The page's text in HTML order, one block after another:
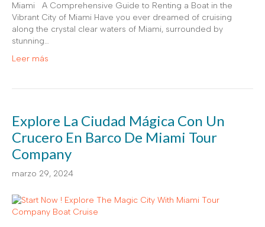
Miami A Comprehensive Guide to Renting a Boat in the
Vibrant City of Miami Have you ever dreamed of cruising
along the crystal clear waters of Miami, surrounded by
stunning…
Leer más
Explore La Ciudad Mágica Con Un
Crucero En Barco De Miami Tour
Company
marzo 29, 2024